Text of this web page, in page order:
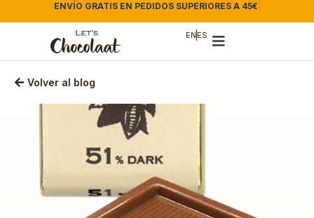
ENVÍO GRATIS EN PEDIDOS SUPERIORES A 45€
EN ES
Volver al blog